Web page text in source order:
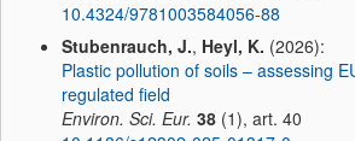
10.4324/9781003584056-88
Stubenrauch, J., Heyl, K. (2026):
Plastic pollution of soils – assessing
regulated field
Environ. Sci. Eur. 38 (1), art. 40